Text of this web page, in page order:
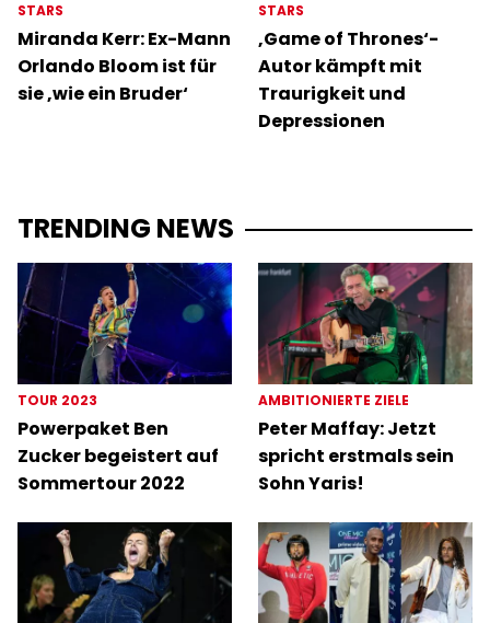
STARS
Miranda Kerr: Ex-Mann
Orlando Bloom ist für
sie ‚wie ein Bruder‘
STARS
‚Game of Thrones‘-
Autor kämpft mit
Traurigkeit und
Depressionen
TRENDING NEWS
TOUR 2023
Powerpaket Ben
Zucker begeistert auf
Sommertour 2022
AMBITIONIERTE ZIELE
Peter Maffay: Jetzt
spricht erstmals sein
Sohn Yaris!